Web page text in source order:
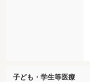
子ども・学生等医療